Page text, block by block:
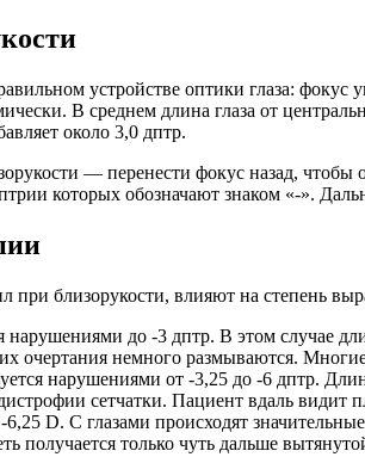
устройстве оптики глаза:
В среднем длина глаза от
около 3,0 дптр.
— перенести фокус назад, чтобы
которых обозначают знаком «-».
при близорукости, влияют на степень
нарушениями до -3 дптр. В этом случае
очертания немного размываются.
нарушениями от -3,25 до -6 дптр.
сетчатки. Пациент вдаль
D. С глазами происходят
получается только чуть дальше